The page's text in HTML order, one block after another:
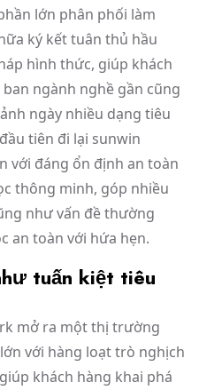
lớn phân phối làm
ký kết tuân thủ hầu
hình thức, giúp khách
ngành nghề gần cũng
ngày nhiều dạng tiêu
tiên đi lại sunwin
với đáng ổn định an toàn
thông minh, góp nhiều
như vấn đề thường
an toàn với hứa hẹn.
tuấn kiệt tiêu
mở ra một thị trường
với hàng loạt trò nghịch
khách hàng khai phá